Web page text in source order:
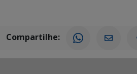
Compartilhe: